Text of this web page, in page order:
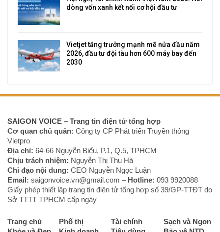
dòng vốn xanh kết nối cơ hội đầu tư
Vietjet tăng trưởng mạnh mẽ nửa đầu năm
2026, đầu tư đội tàu hơn 600 máy bay đến
2030
SAIGON VOICE – Trang tin điện tử tổng hợp
Cơ quan chủ quản: Công ty CP Phát triển Truyền thông
Vietpro
Địa chỉ: 64-66 Nguyễn Biểu, P.1, Q.5, TPHCM
Chịu trách nhiệm: Nguyễn Thị Thu Hà
Chỉ đạo nội dung: CEO Nguyễn Ngọc Luận
Email: saigonvoice.vn@gmail.com – Hotline: 093 9920088‬
Giấy phép thiết lập trang tin điện tử tổng hợp số 39/GP-TTĐT do
Sở TTTT TPHCM cấp ngày
Trang chủ Phố thị Tài chính
Sạch và Ngon